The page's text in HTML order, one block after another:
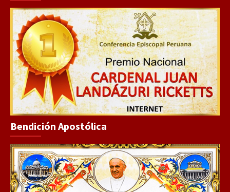
Bendición Apostólica